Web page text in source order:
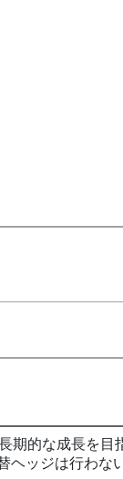
期的な成長を目
ヘッジは行わな